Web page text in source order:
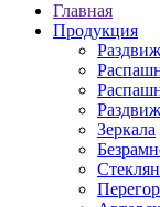
Главная
Продукция
Зеркала